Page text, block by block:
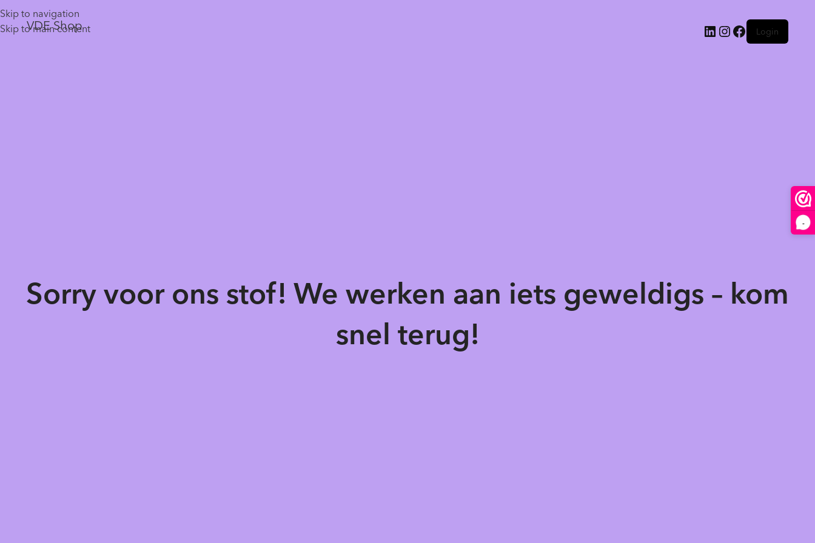
-
Skip to navigation
Skip to main content
VDE Shop Login
Sorry voor ons stof! We werken aan iets geweldigs – kom
snel terug!